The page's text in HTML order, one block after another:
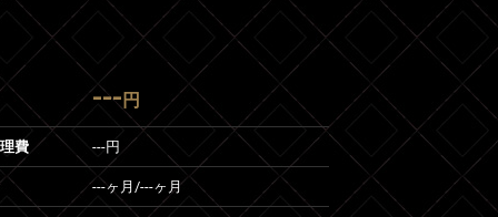
--- 円
費 ---円
---ヶ月 /---ヶ月